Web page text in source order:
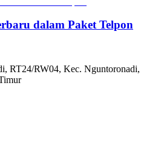
dalam Paket Telpon
RT24/RW04, Kec. Nguntoronadi,